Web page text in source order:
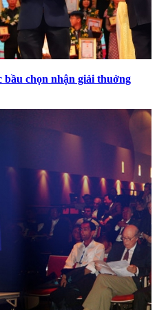
bầu chọn nhận giải thuởng